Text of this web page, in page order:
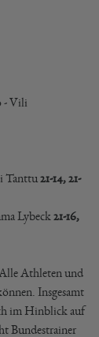
- Vili
Tanttu 21-14, 21-
Lybeck 21-16,
Athleten und
Insgesamt
im Hinblick auf
Bundestrainer